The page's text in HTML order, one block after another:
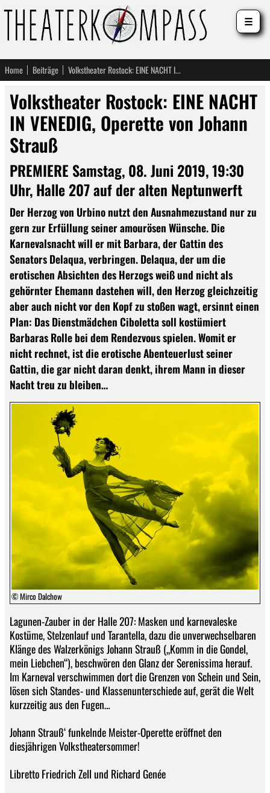
Home Beiträge Volkstheater Rostock: EINE NACHT IN VENEDIG, Operette von Johann Strauß
Volkstheater Rostock: EINE NACHT
IN VENEDIG, Operette von Johann
Strauß
PREMIERE Samstag, 08. Juni 2019, 19:30
Uhr, Halle 207 auf der alten Neptunwerft
Der Herzog von Urbino nutzt den Ausnahmezustand nur zu
gern zur Erfüllung seiner amourösen Wünsche. Die
Karnevalsnacht will er mit Barbara, der Gattin des
Senators Delaqua, verbringen. Delaqua, der um die
erotischen Absichten des Herzogs weiß und nicht als
gehörnter Ehemann dastehen will, den Herzog gleichzeitig
aber auch nicht vor den Kopf zu stoßen wagt, ersinnt einen
Plan: Das Dienstmädchen Ciboletta soll kostümiert
Barbaras Rolle bei dem Rendezvous spielen. Womit er
nicht rechnet, ist die erotische Abenteuerlust seiner
Gattin, die gar nicht daran denkt, ihrem Mann in dieser
Nacht treu zu bleiben…
© Mirco Dalchow
Lagunen-Zauber in der Halle 207: Masken und karnevaleske
Kostüme, Stelzenlauf und Tarantella, dazu die unverwechselbaren
Klänge des Walzerkönigs Johann Strauß („Komm in die Gondel,
mein Liebchen“), beschwören den Glanz der Serenissima herauf.
Im Karneval verschwimmen dort die Grenzen von Schein und Sein,
lösen sich Standes- und Klassenunterschiede auf, gerät die Welt
kurzzeitig aus den Fugen…
Johann Strauß‘ funkelnde Meister-Operette eröffnet den
diesjährigen Volkstheatersommer!
Libretto Friedrich Zell und Richard Genée
☰